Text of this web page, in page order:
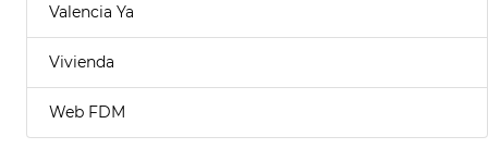
Valencia Ya
Vivienda
Web FDM